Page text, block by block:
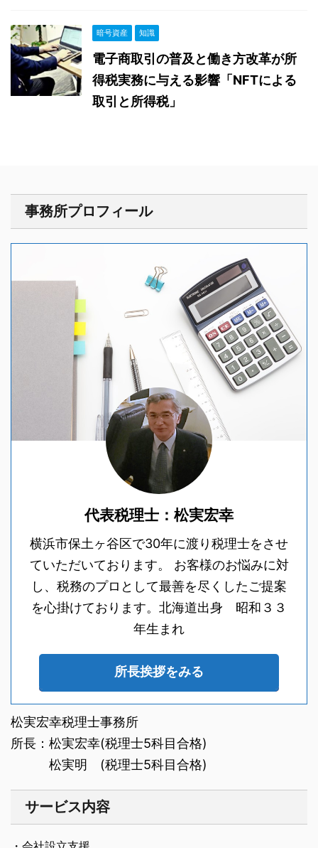
暗号資産 知識
電子商取引の普及と働き方改革が所
得税実務に与える影響「NFTによる
取引と所得税」
事務所プロフィール
代表税理士：松実宏幸
横浜市保土ヶ谷区で30年に渡り税理士をさせ
ていただいております。 お客様のお悩みに対
し、税務のプロとして最善を尽くしたご提案
を心掛けております。北海道出身 昭和３３
年生まれ
所長挨拶をみる
松実宏幸税理士事務所
所長：松実宏幸(税理士5科目合格)
松実明 (税理士5科目合格)
サービス内容